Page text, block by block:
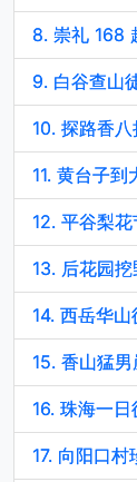
8. 崇礼 168
9. 白谷查山
10. 探路香
11. 黄台子
13. 后花园
14. 西岳华
15. 香山猛
16. 珠海一
17. 向阳口